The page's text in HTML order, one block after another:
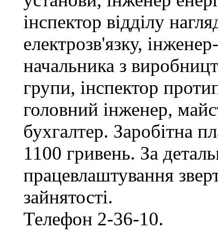
інспектор відділу
електрозв'язку,
начальника з
групи, інспектор
головний інженер,
бухгалтер. Заробітна
1100 гривень. За
працевлаштування
зайнятості.
Телефон 2-36-10.